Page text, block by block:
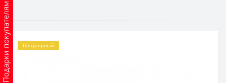
Подарки покупателям
F
Популярный